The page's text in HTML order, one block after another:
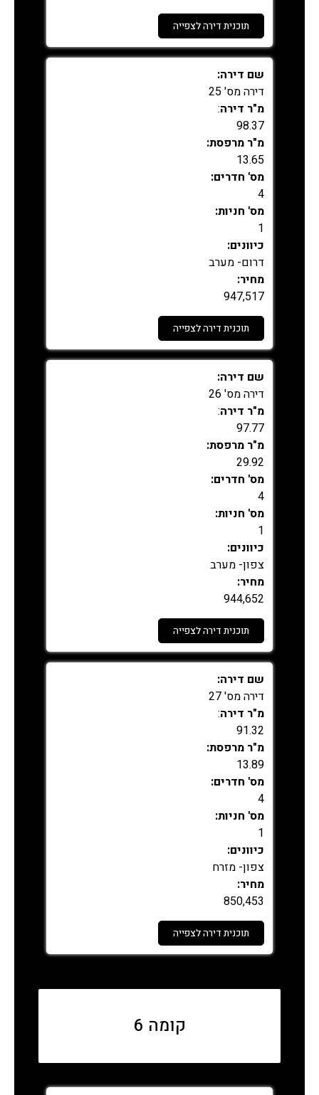
תוכנית דירה לצפייה
נמכר
שם דירה:
דירה מס' 25
מ"ר דירה:
98.37
מ"ר מרפסת:
13.65
מס' חדרים:
4
מס' חניות:
1
כיוונים:
דרום- מערב
מחיר:
947,517
תוכנית דירה לצפייה
נמכר
שם דירה:
דירה מס' 26
מ"ר דירה:
97.77
מ"ר מרפסת:
29.92
מס' חדרים:
4
מס' חניות:
1
כיוונים:
צפון- מערב
מחיר:
944,652
תוכנית דירה לצפייה
נמכר
שם דירה:
דירה מס' 27
מ"ר דירה:
91.32
מ"ר מרפסת:
13.89
מס' חדרים:
4
מס' חניות:
1
כיוונים:
צפון- מזרח
מחיר:
850,453
תוכנית דירה לצפייה
נמכר
קומה 6